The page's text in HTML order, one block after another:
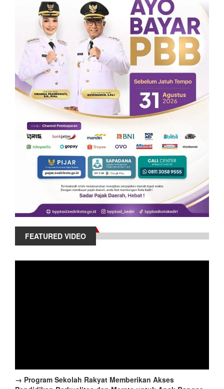
FEATURED VIDEO
→ Program Sekolah Rakyat Memberikan Akses